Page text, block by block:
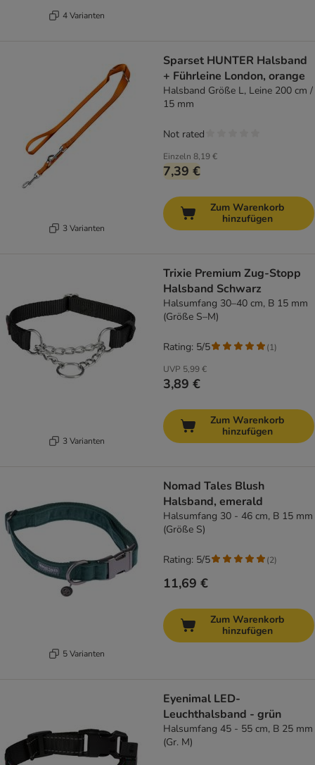
4 Varianten
3 Varianten
Sparset HUNTER Halsband
+ Führleine London, orange
Halsband Größe L, Leine 200 cm /
15 mm
Einzeln 8,19 €
7,39 €
Not rated
Zum Warenkorb
hinzufügen
3 Varianten
Trixie Premium Zug-Stopp
Halsband Schwarz
Halsumfang 30–40 cm, B 15 mm
(Größe S–M)
UVP 5,99 €
3,89 €
Rating: 5/5 (1)
Zum Warenkorb
hinzufügen
5 Varianten
Nomad Tales Blush
Halsband, emerald
Halsumfang 30 - 46 cm, B 15 mm
(Größe S)
11,69 €
Rating: 5/5 (2)
Zum Warenkorb
hinzufügen
Eyenimal LED-
Leuchthalsband - grün
Halsumfang 45 - 55 cm, B 25 mm
(Gr. M)